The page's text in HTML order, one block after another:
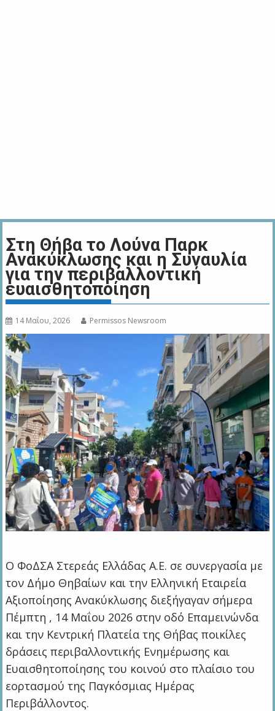
Στη Θήβα το Λούνα Παρκ
Ανακύκλωσης και η Συναυλία
για την περιβαλλοντική
ευαισθητοποίηση
14 Μαΐου, 2026 Permissos Newsroom
Ο ΦοΔΣΑ Στερεάς Ελλάδας Α.Ε. σε συνεργασία με
τον Δήμο Θηβαίων και την Ελληνική Εταιρεία
Αξιοποίησης Ανακύκλωσης διεξήγαγαν σήμερα
Πέμπτη , 14 Μαΐου 2026 στην οδό Επαμεινώνδα
και την Κεντρική Πλατεία της Θήβας ποικίλες
δράσεις περιβαλλοντικής Ενημέρωσης και
Ευαισθητοποίησης του κοινού στο πλαίσιο του
εορτασμού της Παγκόσμιας Ημέρας
Περιβάλλοντος.